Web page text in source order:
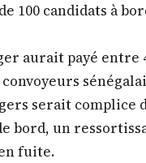
100 candidats à
aurait payé entre
convoyeurs
serait complice
bord, un
fuite.